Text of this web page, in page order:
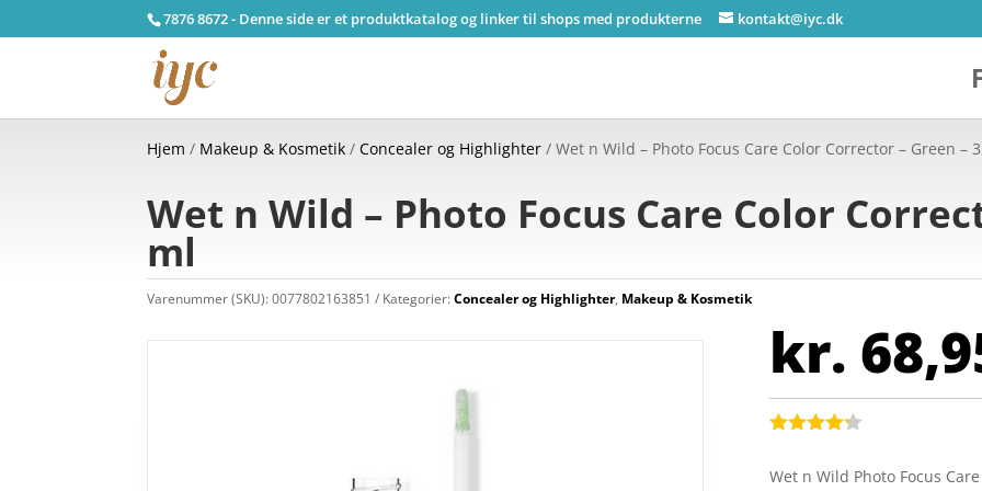
7876 8672 - Denne side er et produktkatalog og linker til shops med produkterne kontakt@iyc.dk
Hjem / Makeup & Kosmetik /Concealer og Highlighter / Wet n Wild – Photo Focus Care Color Corrector – Green –
Wet n Wild – Photo Focus Care Color
ml
Varenummer (SKU):0077802163851 Kategorier:Concealer og Highlighter, Makeup & Kosmetik
kr.
ud af 5
Wet n Wild Photo Focus